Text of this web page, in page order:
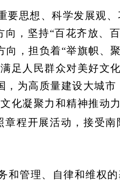
要思想、科学发展观
向 ，坚持“百花齐放、
向， 担负着“举旗帜、
足人民群众对美好文
，为高质量建设大城市
化凝聚力 和精神推动力
章程开展活动 ， 接受南
和管理、自律和维权的